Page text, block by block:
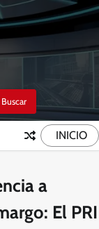
INICIO
a
El PRI